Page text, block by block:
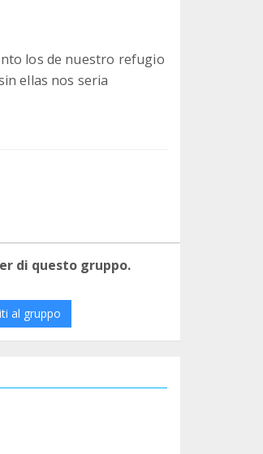
los de nuestro refugio
ellas nos seria
di questo gruppo.
al gruppo